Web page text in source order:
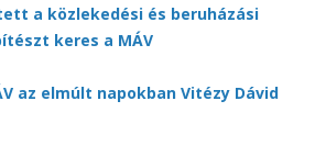
a közlekedési és beruházási
keres a MÁV
az elmúlt napokban Vitézy Dávid